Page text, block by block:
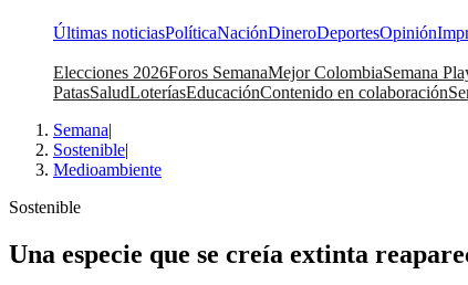
Últimas noticiasPolíticaNaciónDineroDeportesOpinión
Elecciones 2026Foros SemanaMejor ColombiaSemana
PatasSaludLoteríasEducaciónContenido en colaboración
Semana|
Sostenible|
Medioambiente
Sostenible
Una especie que se creía extinta